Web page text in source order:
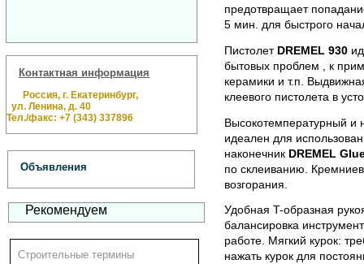
Контактная информация
Россия, г. Екатеринбург,
ул. Ленина, д. 40
Тел./факс: +7 (343) 337896
Объявления
Рекомендуем
Строительные термины
предотвращает
5 мин. для быстрого
Пистолет DREMEL 930
бытовых проблем , к
керамики и т.п.
клеевого пистолета в
Высокотемпературный и
идеален для
наконечник DREMEL
по склеиванию.
возгорания.
Удобная T-образная
балансировка
работе. Мягкий курок:
нажать курок для